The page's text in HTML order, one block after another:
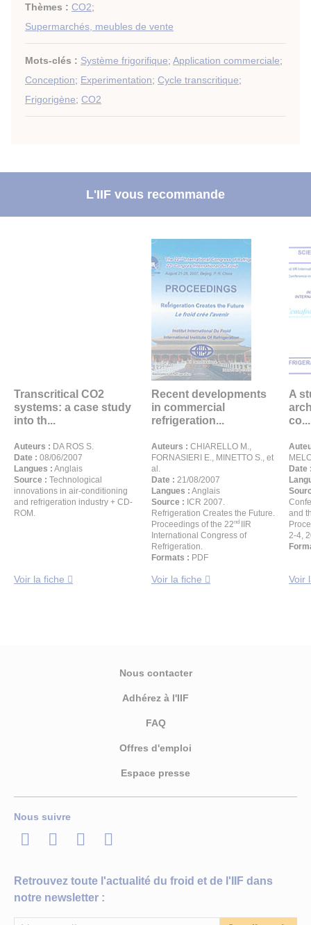
Thèmes : CO2;
Supermarchés, meubles de vente
Mots-clés : Système frigorifique; Application commerciale;
Conception; Experimentation; Cycle transcritique;
Frigorigène; CO2
L'IIF vous recommande
Transcritical CO2
systems: a case study
into th...
Auteurs : DA ROS S.
Date : 08/06/2007
Langues : Anglais
Source : Technological
innovations in air-conditioning
and refrigeration industry + CD-
ROM.
Voir la fiche
Recent developments
in commercial
refrigeration...
Auteurs : CHIARELLO M.,
FORNASIERI E., MINETTO S., et
al.
Date : 21/08/2007
Langues : Anglais
Source : ICR 2007.
Refrigeration Creates the Future.
Proceedings of the 22nd IIR
International Congress of
Refrigeration.
Formats : PDF
Voir la fiche
A
co...
Date
and
2-4,
Voir
Nous contacter
Adhérez à l'IIF
FAQ
Offres d'emploi
Espace presse
Nous suivre
LinkedInTwitterFacebook
Youtube
Retrouvez toute l'actualité du froid et de l'IIF dans
notre newsletter :